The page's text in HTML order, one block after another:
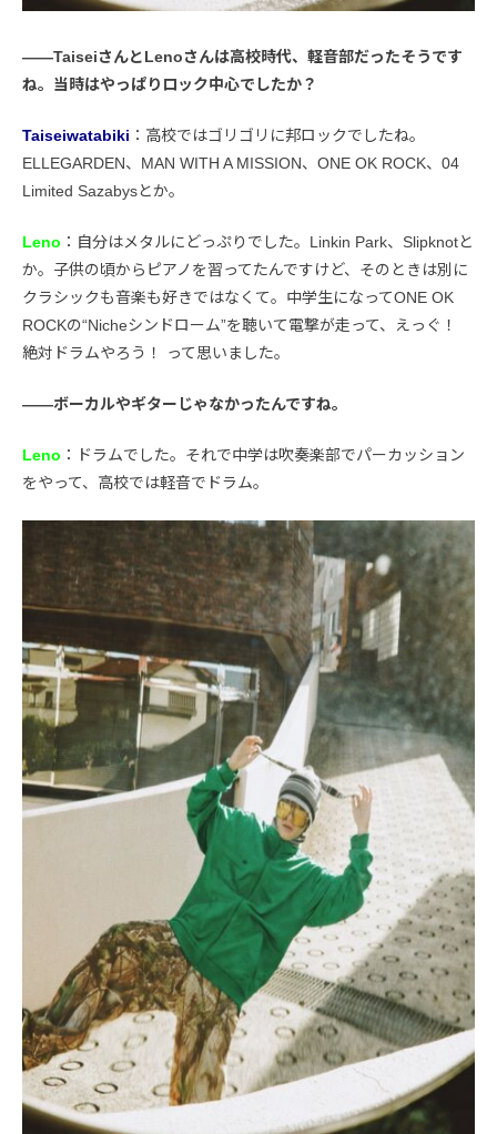
――TaiseiさんとLenoさんは高校時代、軽音部だったそうです
ね。当時はやっぱりロック中心でしたか？
Taiseiwatabiki ：高校ではゴリゴリに邦ロックでしたね。
ELLEGARDEN、MAN WITH A MISSION、ONE OK ROCK、04
Limited Sazabysとか。
Leno ：自分はメタルにどっぷりでした。Linkin Park、Slipknotと
か。子供の頃からピアノを習ってたんですけど、そのときは別に
クラシックも音楽も好きではなくて。中学生になってONE OK
ROCKの“Nicheシンドローム”を聴いて電撃が走って、えっぐ！
絶対ドラムやろう！ って思いました。
――ボーカルやギターじゃなかったんですね。
Leno ：ドラムでした。それで中学は吹奏楽部でパーカッション
をやって、高校では軽音でドラム。